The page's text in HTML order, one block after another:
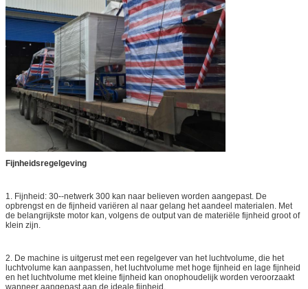
Fijnheidsregelgeving
1. Fijnheid: 30--netwerk 300 kan naar believen worden aangepast. De
opbrengst en de fijnheid variëren al naar gelang het aandeel materialen. Met
de belangrijkste motor kan, volgens de output van de materiële fijnheid groot of
klein zijn.
2. De machine is uitgerust met een regelgever van het luchtvolume, die het
luchtvolume kan aanpassen, het luchtvolume met hoge fijnheid en lage fijnheid
en het luchtvolume met kleine fijnheid kan onophoudelijk worden veroorzaakt
wanneer aangepast aan de ideale fijnheid.